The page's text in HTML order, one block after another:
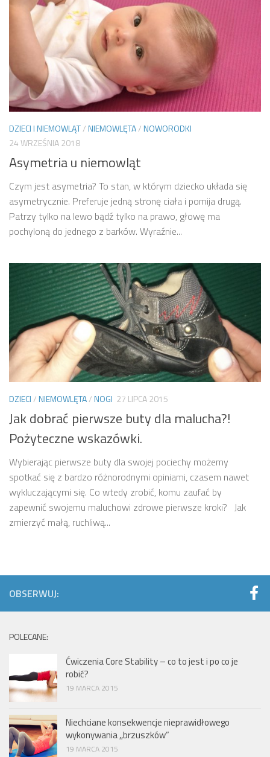
DZIECI I NIEMOWLĄT/NIEMOWLĘTA/NOWORODKI
24 WRZEŚNIA 2018
Asymetria u niemowląt
Czym jest asymetria? To stan, w którym dziecko układa się
asymetrycznie. Preferuje jedną stronę ciała i pomija drugą.
Patrzy tylko na lewo bądź tylko na prawo, głowę ma
pochyloną do jednego z barków. Wyraźnie...
DZIECI/NIEMOWLĘTA/NOGI 27 LIPCA 2015
Jak dobrać pierwsze buty dla malucha?!
Pożyteczne wskazówki.
Wybierając pierwsze buty dla swojej pociechy możemy
spotkać się z bardzo różnorodnymi opiniami, czasem nawet
wykluczającymi się. Co wtedy zrobić, komu zaufać by
zapewnić swojemu maluchowi zdrowe pierwsze kroki? Jak
zmierzyć małą, ruchliwą...
OBSERWUJ:
POLECANE:
Ćwiczenia Core Stability – co to jest i po co je
robić?
19 MARCA 2015
Niechciane konsekwencje nieprawidłowego
wykonywania ,,brzuszków”
19 MARCA 2015